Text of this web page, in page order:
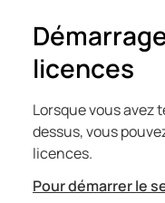
licences
Lorsque vous avez
dessus, vous
licences.
Pour démarrer le